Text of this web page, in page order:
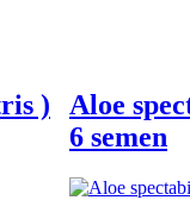
)
Aloe
6 semen